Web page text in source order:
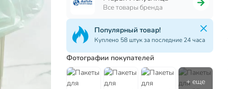
Все товары бренда
Популярный товар!
Куплено 58 штук за последние 24 часа
Фотографии покупателей